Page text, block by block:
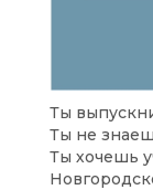
Ты
Ты не
Ты хочешь